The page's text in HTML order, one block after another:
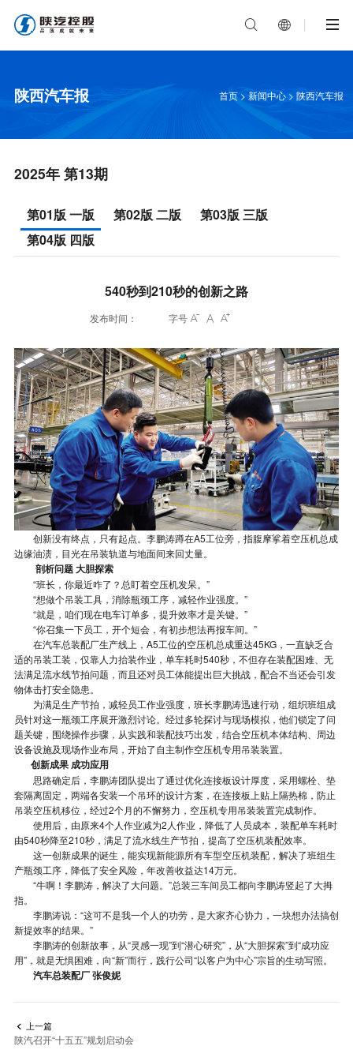
 
陕西汽车报 首页 > 新闻中心 > 陕西汽车报
2025年 第13期
第01版 一版 第02版 二版
第03版 三版
第04版 四版
540秒到210秒的创新之路
发布时间： 字号   
创新没有终点，只有起点。李鹏涛蹲在A5工位旁，指腹摩挲着空压机总成
边缘油渍，目光在吊装轨道与地面间来回丈量。
剖析问题 大胆探索
“班长，你最近咋了？总盯着空压机发呆。”
“想做个吊装工具，消除瓶颈工序，减轻作业强度。”
“就是，咱们现在电车订单多，提升效率才是关键。”
“你召集一下员工，开个短会，有初步想法再报车间。”
在汽车总装配厂生产线上，A5工位的空压机总成重达45KG，一直缺乏合
适的吊装工装，仅靠人力抬装作业，单车耗时540秒，不但存在装配困难、无
法满足流水线节拍问题，而且还对员工体能提出巨大挑战，配合不当还会引发
物体击打安全隐患。
为满足生产节拍，减轻员工作业强度，班长李鹏涛迅速行动，组织班组成
员针对这一瓶颈工序展开激烈讨论。经过多轮探讨与现场模拟，他们锁定了问
题关键，围绕操作步骤，从实践和装配技巧出发，结合空压机本体结构、周边
设备设施及现场作业布局，开始了自主制作空压机专用吊装装置。
创新成果 成功应用
思路确定后，李鹏涛团队提出了通过优化连接板设计厚度，采用螺栓、垫
套隔离固定，两端各安装一个吊环的设计方案，在连接板上贴上隔热棉，防止
吊装空压机移位，经过2个月的不懈努力，空压机专用吊装装置完成制作。
使用后，由原来4个人作业减为2人作业，降低了人员成本，装配单车耗时
由540秒降至210秒，满足了流水线生产节拍，提高了空压机装配效率。
这一创新成果的诞生，能实现新能源所有车型空压机装配，解决了班组生
产瓶颈工序，降低了安全风险，年改善收益达14万元。
“牛啊！李鹏涛，解决了大问题。”总装三车间员工都向李鹏涛竖起了大拇
指。
李鹏涛说：“这可不是我一个人的功劳，是大家齐心协力，一块想办法搞创
新提效率的结果。”
李鹏涛的创新故事，从“灵感一现”到“潜心研究”，从“大胆探索”到“成功应
用”，就是无惧困难，向“新”而行，践行公司“以客户为中心”宗旨的生动写照。
汽车总装配厂 张俊妮
 上一篇
陕汽召开“十五五”规划启动会